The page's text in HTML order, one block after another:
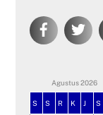
Agustus 2026
S S R K J S